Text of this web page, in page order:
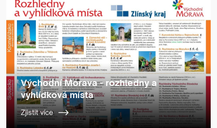
Východní Morava - rozhledny a
vyhlídková místa
Zjistit více